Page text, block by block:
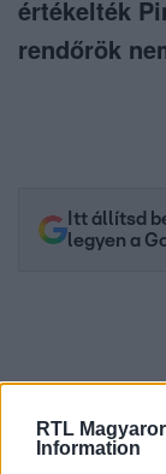
RTL
Information
értékelték
rendőrök
Itt állítsd
legyen a